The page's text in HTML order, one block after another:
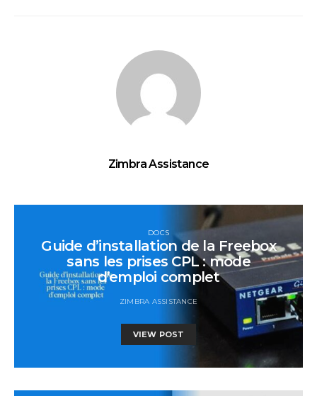
Zimbra Assistance
DOCS
Guide d’installation de la Freebox
sans les prises CPL : mode
d’emploi complet
ZIMBRA ASSISTANCE
VIEW POST